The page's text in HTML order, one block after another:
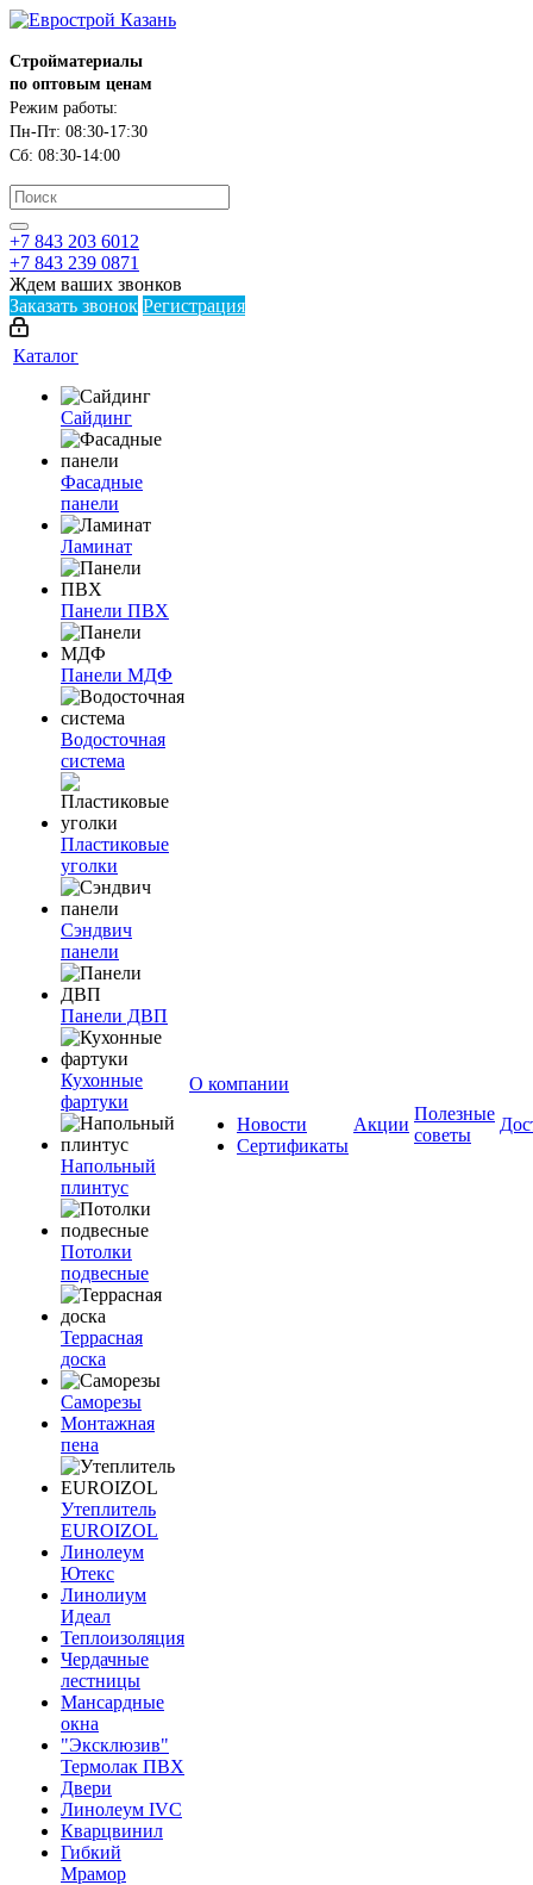
Стройматериалы
по оптовым ценам
Режим работы:
Пн-Пт: 08:30-17:30
Сб: 08:30-14:00
+7 843 203 6012
+7 843 239 0871
Ждем ваших звонков
Заказать звонок Регистрация
Каталог
Сайдинг
Фасадные
панели
Ламинат
Панели ПВХ
Панели МДФ
Водосточная
система
Пластиковые
уголки
Сэндвич
панели
Панели ДВП
Кухонные
фартуки
Напольный
плинтус
Потолки
подвесные
Террасная
доска
Саморезы
Монтажная
пена
Утеплитель
EUROIZOL
Линолеум
Ютекс
Линолиум
Идеал
Теплоизоляция
Чердачные
лестницы
Мансардные
окна
"Эксклюзив"
Термолак ПВХ
Двери
Линолеум IVC
Кварцвинил
Гибкий
Мрамор
О компании
Новости
Сертификаты
Акции
Полезные
советы